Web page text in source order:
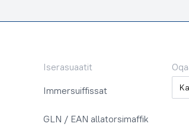
Iserasuaatit
Immersuiffissat
GLN / EAN allatorsimaffik